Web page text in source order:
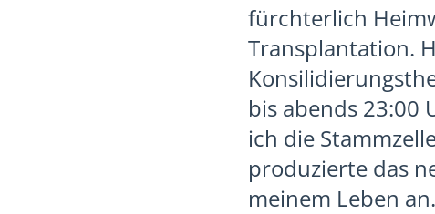
fürchterlich
Transplantation.
bis abends 23:00
ich die
produzierte das
meinem Leben an.